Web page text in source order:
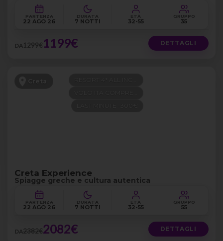
PARTENZA
22 AGO 26
DURATA
7 NOTTI
ETÀ
32-55
GRUPPO
35
DA1299€1199€ DETTAGLI
Creta
Creta Experience
Spiagge greche e cultura autentica
PARTENZA
22 AGO 26
DURATA
7 NOTTI
ETÀ
32-55
GRUPPO
55
DA2382€2082€ DETTAGLI